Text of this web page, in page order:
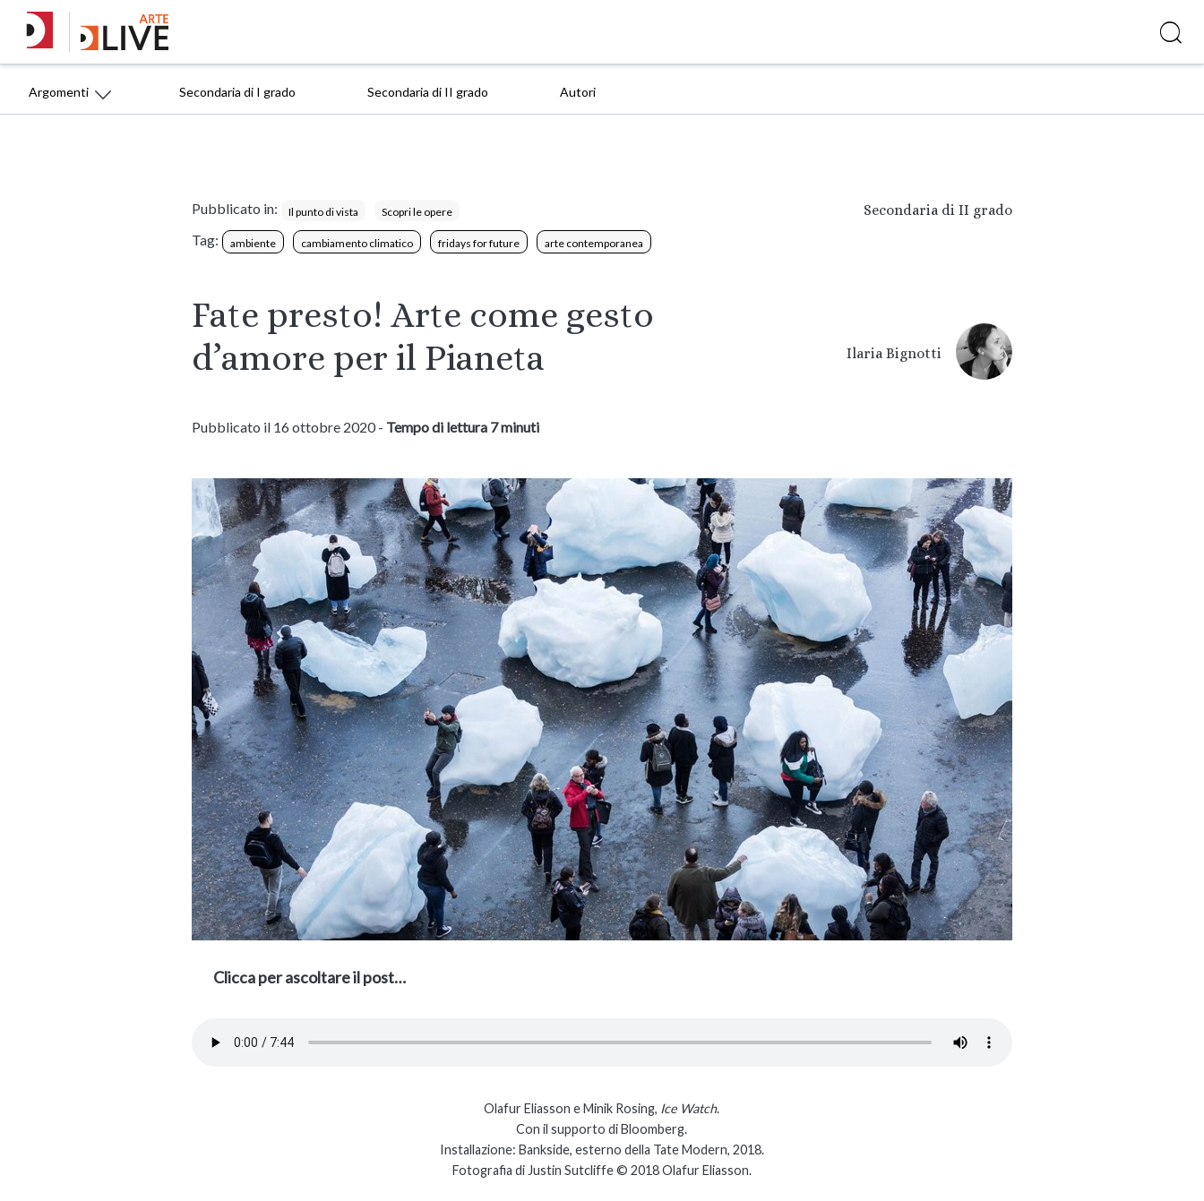
Argomenti Secondaria di I grado Secondaria di II grado Autori
Pubblicato in: Il punto di vista Scopri le opere
Tag: ambiente cambiamento climatico fridays for future arte contemporanea
Secondaria di II grado
Fate presto! Arte come gesto
d’amore per il Pianeta
Ilaria Bignotti
Pubblicato il 16 ottobre 2020 - Tempo di lettura 7 minuti
Clicca per ascoltare il post…
Olafur Eliasson e Minik Rosing, Ice Watch.
Con il supporto di Bloomberg.
Installazione: Bankside, esterno della Tate Modern, 2018.
Fotografia di Justin Sutcliffe © 2018 Olafur Eliasson.